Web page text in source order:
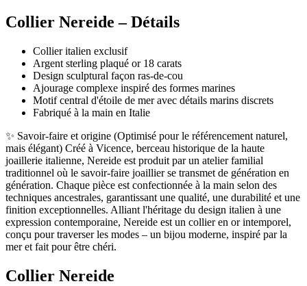
Collier Nereide – Détails
Collier italien exclusif
Argent sterling plaqué or 18 carats
Design sculptural façon ras-de-cou
Ajourage complexe inspiré des formes marines
Motif central d'étoile de mer avec détails marins discrets
Fabriqué à la main en Italie
✨ Savoir-faire et origine (Optimisé pour le référencement naturel,
mais élégant) Créé à Vicence, berceau historique de la haute
joaillerie italienne, Nereide est produit par un atelier familial
traditionnel où le savoir-faire joaillier se transmet de génération en
génération. Chaque pièce est confectionnée à la main selon des
techniques ancestrales, garantissant une qualité, une durabilité et une
finition exceptionnelles. Alliant l'héritage du design italien à une
expression contemporaine, Nereide est un collier en or intemporel,
conçu pour traverser les modes – un bijou moderne, inspiré par la
mer et fait pour être chéri.
Collier Nereide